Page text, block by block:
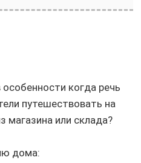
когда речь
путешествовать на
магазина или склада?
дома: